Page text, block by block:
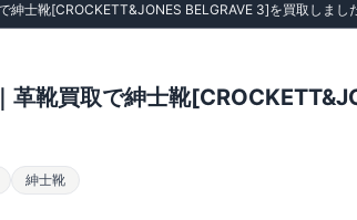
士靴[CROCKETT&JONES BELGRAVE 3]を買取しまし
靴買取で紳士靴
紳士靴